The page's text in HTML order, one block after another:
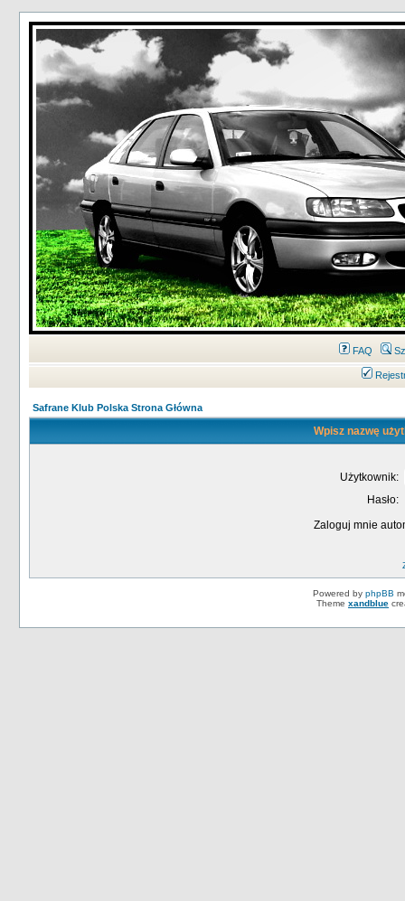
FAQ
Safrane Klub Polska Strona Główna
Wpisz nazwę
Użytkownik:
Hasło:
Zaloguj mnie
Powered by phpBB
Theme xandblue